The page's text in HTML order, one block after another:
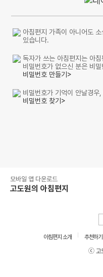
아침편지 가족이 아니어도
있습니다.
독자가 쓰는 아침편지는 아
비밀번호가 없으신 분은 비
비밀번호 만들기>
비밀번호가 기억이 안날경우
비밀번호 찾기>
모바일 앱 다운로드
고도원의 아침편지
아침편지 소개 추천하기
ⓒ 고